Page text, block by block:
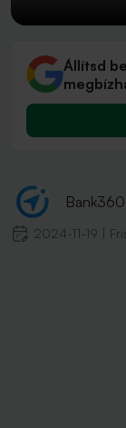
Állítsd
2024-11-19